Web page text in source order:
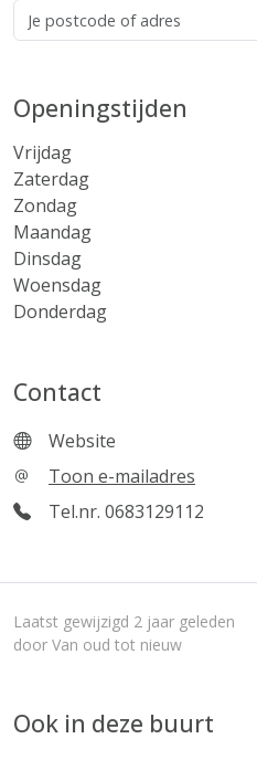
Openingstijden
Vrijdag
Zaterdag
Zondag
Maandag
Dinsdag
Woensdag
Donderdag
Contact
Website
Toon e-mailadres
Tel.nr. 0683129112
Laatst gewijzigd 2 jaar geleden
door Van oud tot nieuw
Ook in deze buurt